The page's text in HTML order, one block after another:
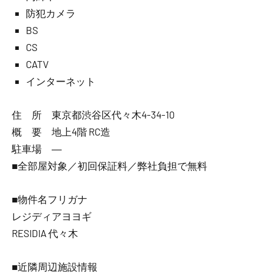
防犯カメラ
BS
CS
CATV
インターネット
住 所 東京都渋谷区代々木4-34-10
概 要 地上4階 RC造
駐車場 ―
■全部屋対象／初回保証料／弊社負担で無料
■物件名フリガナ
レジディアヨヨギ
RESIDIA 代々木
■近隣周辺施設情報